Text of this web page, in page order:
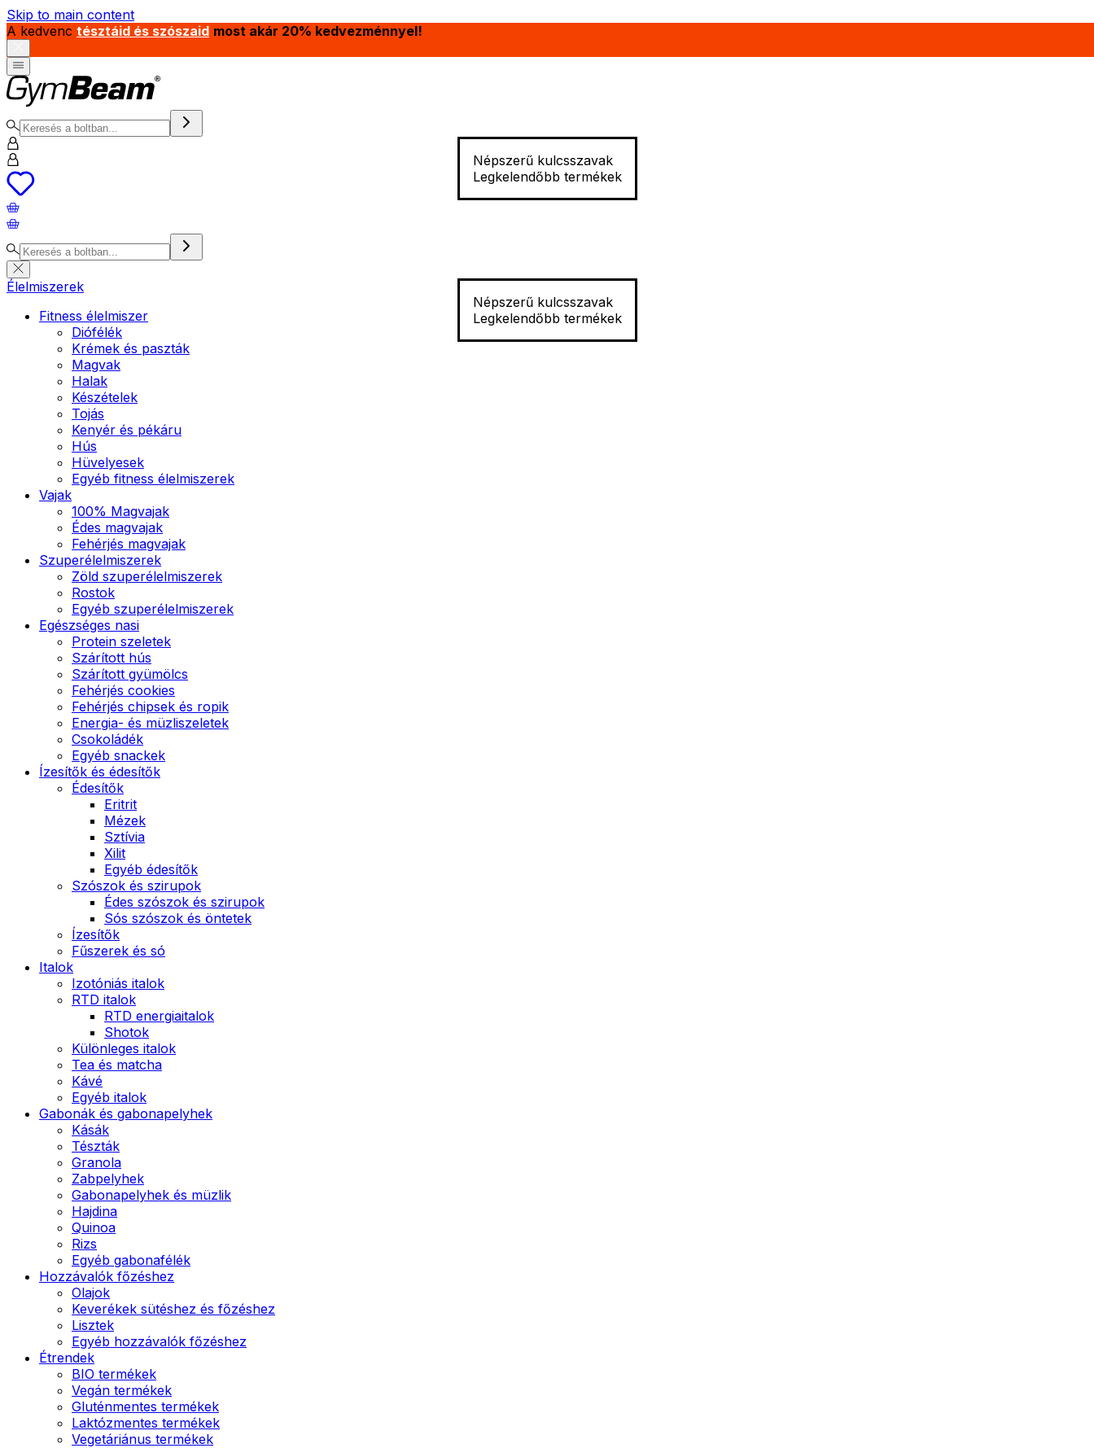
Skip to main content
A kedvenc tésztáid és szószaid most akár 20% kedvezménnyel!
Népszerű kulcsszavak
Legkelendőbb termékek
Népszerű kulcsszavak
Legkelendőbb termékek
Élelmiszerek
Fitness élelmiszer
Diófélék
Krémek és paszták
Magvak
Halak
Készételek
Tojás
Kenyér és pékáru
Hús
Hüvelyesek
Egyéb fitness élelmiszerek
Vajak
100% Magvajak
Édes magvajak
Fehérjés magvajak
Szuperélelmiszerek
Zöld szuperélelmiszerek
Rostok
Egyéb szuperélelmiszerek
Egészséges nasi
Protein szeletek
Szárított hús
Szárított gyümölcs
Fehérjés cookies
Fehérjés chipsek és ropik
Energia- és müzliszeletek
Csokoládék
Egyéb snackek
Ízesítők és édesítők
Édesítők
Eritrit
Mézek
Sztívia
Xilit
Egyéb édesítők
Szószok és szirupok
Édes szószok és szirupok
Sós szószok és öntetek
Ízesítők
Fűszerek és só
Italok
Izotóniás italok
RTD italok
RTD energiaitalok
Shotok
Különleges italok
Tea és matcha
Kávé
Egyéb italok
Gabonák és gabonapelyhek
Kásák
Tészták
Granola
Zabpelyhek
Gabonapelyhek és müzlik
Hajdina
Quinoa
Rizs
Egyéb gabonafélék
Hozzávalók főzéshez
Olajok
Keverékek sütéshez és főzéshez
Lisztek
Egyéb hozzávalók főzéshez
Étrendek
BIO termékek
Vegán termékek
Gluténmentes termékek
Laktózmentes termékek
Vegetáriánus termékek